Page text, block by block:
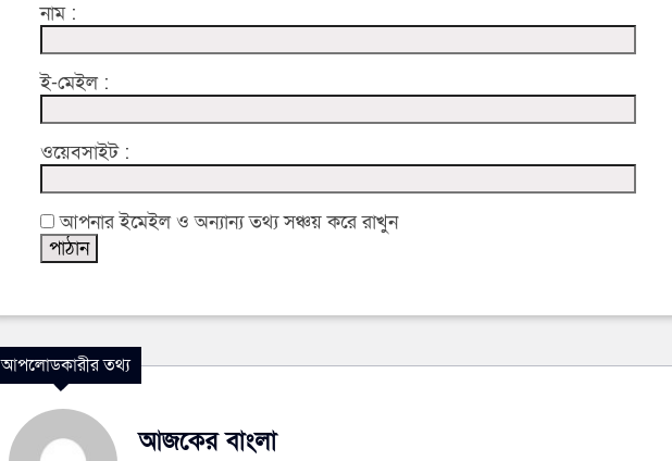
নাম :
ই-মেইল :
ওয়েবসাইট :
আপনার ইমেইল ও অন্যান্য তথ্য সঞ্চয় করে রাখুন
আপলোডকারীর তথ্য
আজকের বাংলা